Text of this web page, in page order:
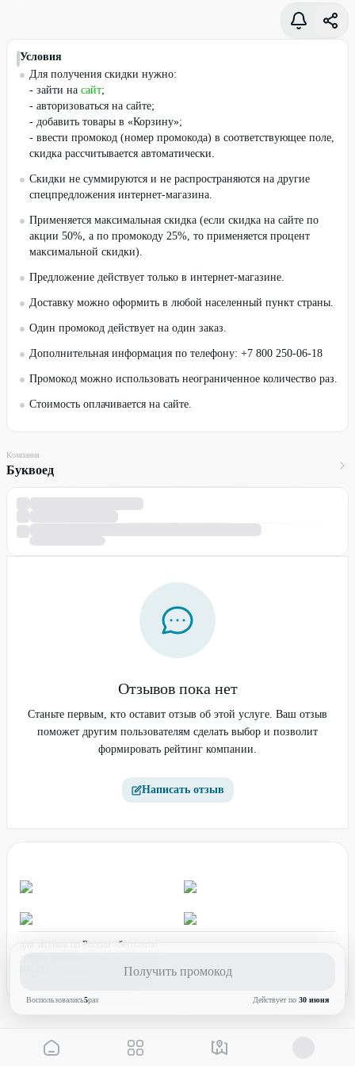
Условия
Для получения скидки нужно:
- зайти на сайт;
- авторизоваться на сайте;
- добавить товары в «Корзину»;
- ввести промокод (номер промокода) в соответствующее поле,
скидка рассчитывается автоматически.
Скидки не суммируются и не распространяются на другие
спецпредложения интернет-магазина.
Применяется максимальная скидка (если скидка на сайте по
акции 50%, а по промокоду 25%, то применяется процент
максимальной скидки).
Предложение действует только в интернет-магазине.
Доставку можно оформить в любой населенный пункт страны.
Один промокод действует на один заказ.
Дополнительная информация по телефону: +7 800 250-06-18
Промокод можно использовать неограниченное количество раз.
Стоимость оплачивается на сайте.
Получить промокод
Воспользовались5раз Действует по 30 июня
Компания
Буквоед
Отзывов пока нет
Станьте первым, кто оставит отзыв об этой услуге. Ваш отзыв
поможет другим пользователям сделать выбор и позволит
формировать рейтинг компании.
Написать отзыв
для звонков по России - бесплатно
ПН-ПТ с 08:00 до 17:00 (по МСК)